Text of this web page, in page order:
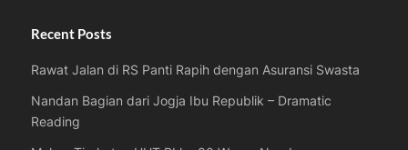
Recent Posts
Rawat Jalan di RS Panti Rapih dengan Asuransi Swasta
Nandan Bagian dari Jogja Ibu Republik – Dramatic
Reading